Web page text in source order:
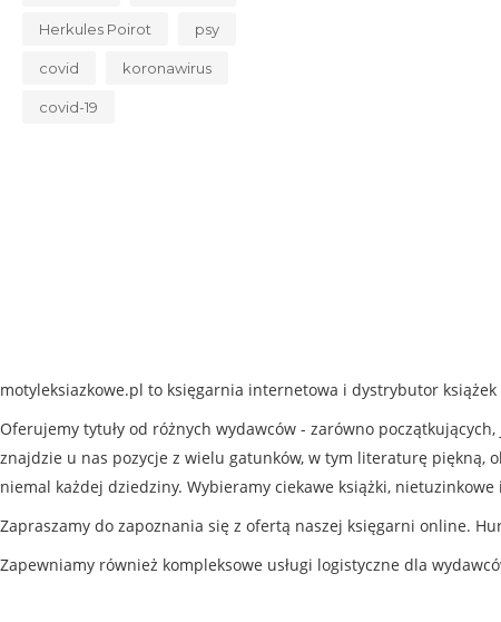
Herkules Poirot psy
covid koronawirus
covid-19
motyleksiazkowe.pl to księgarnia internetowa i dystrybutor książek
Oferujemy tytuły od różnych wydawców - zarówno
znajdzie u nas pozycje z wielu gatunków, w tym literaturę piękną,
niemal każdej dziedziny. Wybieramy ciekawe książki, nietuzinkowe
Zapraszamy do zapoznania się z ofertą naszej księgarni online.
Zapewniamy również kompleksowe usługi logistyczne dla